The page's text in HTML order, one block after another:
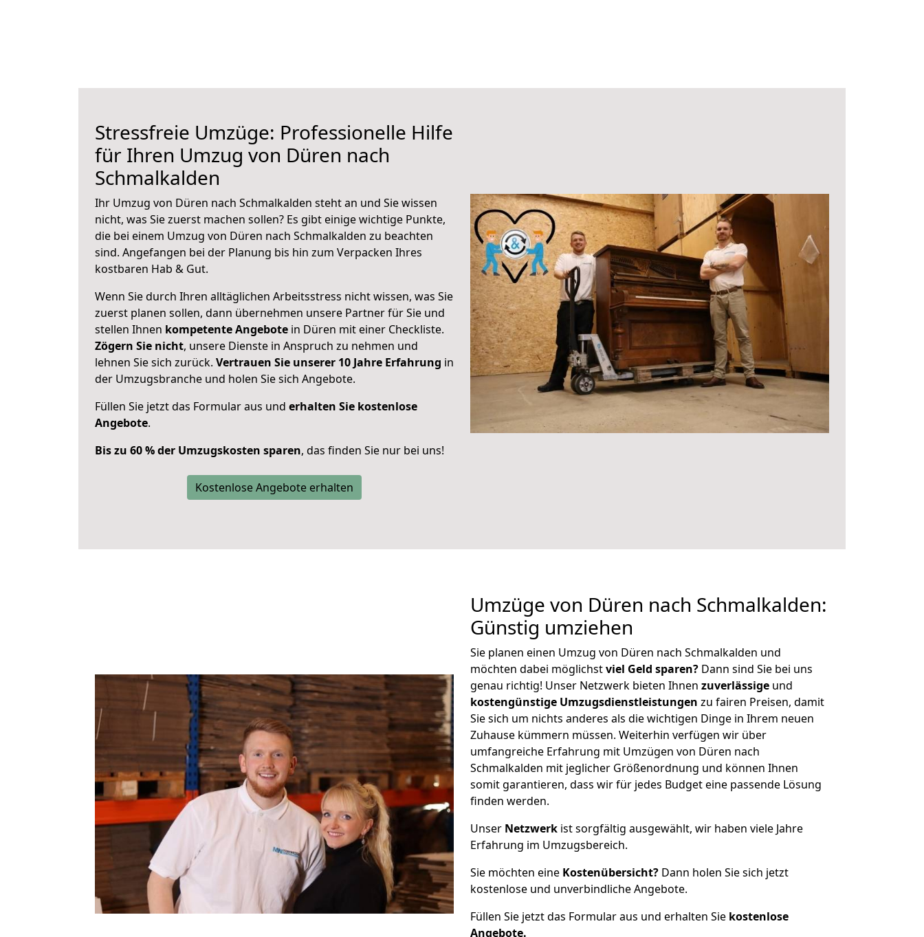
Stressfreie Umzüge: Professionelle Hilfe
für Ihren Umzug von Düren nach
Schmalkalden
Ihr Umzug von Düren nach Schmalkalden steht an und Sie wissen
nicht, was Sie zuerst machen sollen? Es gibt einige wichtige Punkte,
die bei einem Umzug von Düren nach Schmalkalden zu beachten
sind. Angefangen bei der Planung bis hin zum Verpacken Ihres
kostbaren Hab & Gut.
Wenn Sie durch Ihren alltäglichen Arbeitsstress nicht wissen, was Sie
zuerst planen sollen, dann übernehmen unsere Partner für Sie und
stellen Ihnen kompetente Angebote in Düren mit einer Checkliste.
Zögern Sie nicht, unsere Dienste in Anspruch zu nehmen und
lehnen Sie sich zurück. Vertrauen Sie unserer 10 Jahre Erfahrung in
der Umzugsbranche und holen Sie sich Angebote.
Füllen Sie jetzt das Formular aus und erhalten Sie kostenlose
Angebote.
Bis zu 60 % der Umzugskosten sparen, das finden Sie nur bei uns!
Kostenlose Angebote erhalten
Umzüge von Düren nach Schmalkalden:
Günstig umziehen
Sie planen einen Umzug von Düren nach Schmalkalden und
möchten dabei möglichstviel Geld sparen? Dann sind Sie bei uns
genau richtig! Unser Netzwerk bieten Ihnen zuverlässige und
kostengünstige Umzugsdienstleistungen zu fairen Preisen, damit
Sie sich um nichts anderes als die wichtigen Dinge in Ihrem neuen
Zuhause kümmern müssen. Weiterhin verfügen wir über
umfangreiche Erfahrung mit Umzügen von Düren nach
Schmalkalden mit jeglicher Größenordnung und können Ihnen
somit garantieren, dass wir für jedes Budget eine passende Lösung
finden werden.
Unser Netzwerk ist sorgfältig ausgewählt, wir haben viele Jahre
Erfahrung im Umzugsbereich.
Sie möchten eine Kostenübersicht? Dann holen Sie sich jetzt
kostenlose und unverbindliche Angebote.
Füllen Sie jetzt das Formular aus und erhalten Sie kostenlose
Angebote.